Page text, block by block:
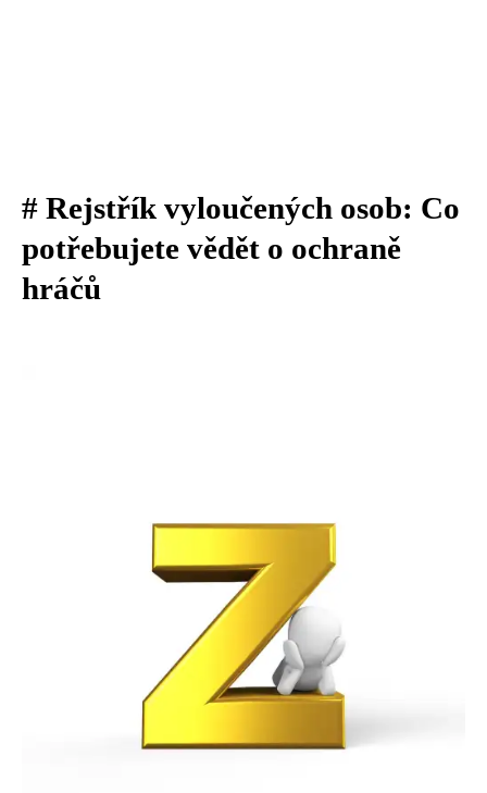
# Rejstřík vyloučených osob: Co
potřebujete vědět o ochraně
hráčů